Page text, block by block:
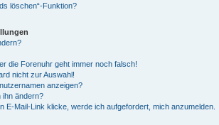
löschen“-Funktion?
die Forenuhr geht immer noch falsch!
nicht zur Auswahl!
anzeigen?
ihn ändern?
E-Mail-Link klicke, werde ich aufgefordert, mich anzumelden.